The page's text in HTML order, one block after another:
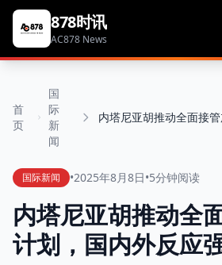
878时讯
AC878 News
首
页
国
际
新
闻
国际新闻 •2025年8月8日•5分钟阅读
内塔尼亚胡推动全
计划，国内外反应